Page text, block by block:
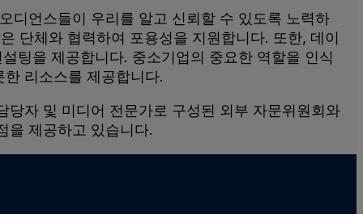
디언스들이 우리를 알고 신뢰할 수 있도록 노력하
단체와 협력하여 포용성을 지원합니다. 또한, 데이
팅을 제공합니다. 중소기업의 중요한 역할을 인식
리소스를 제공합니다.
자 및 미디어 전문가로 구성된 외부 자문위원회와
을 제공하고 있습니다.